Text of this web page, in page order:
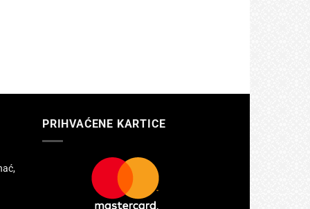
PRIHVAĆENE KARTICE